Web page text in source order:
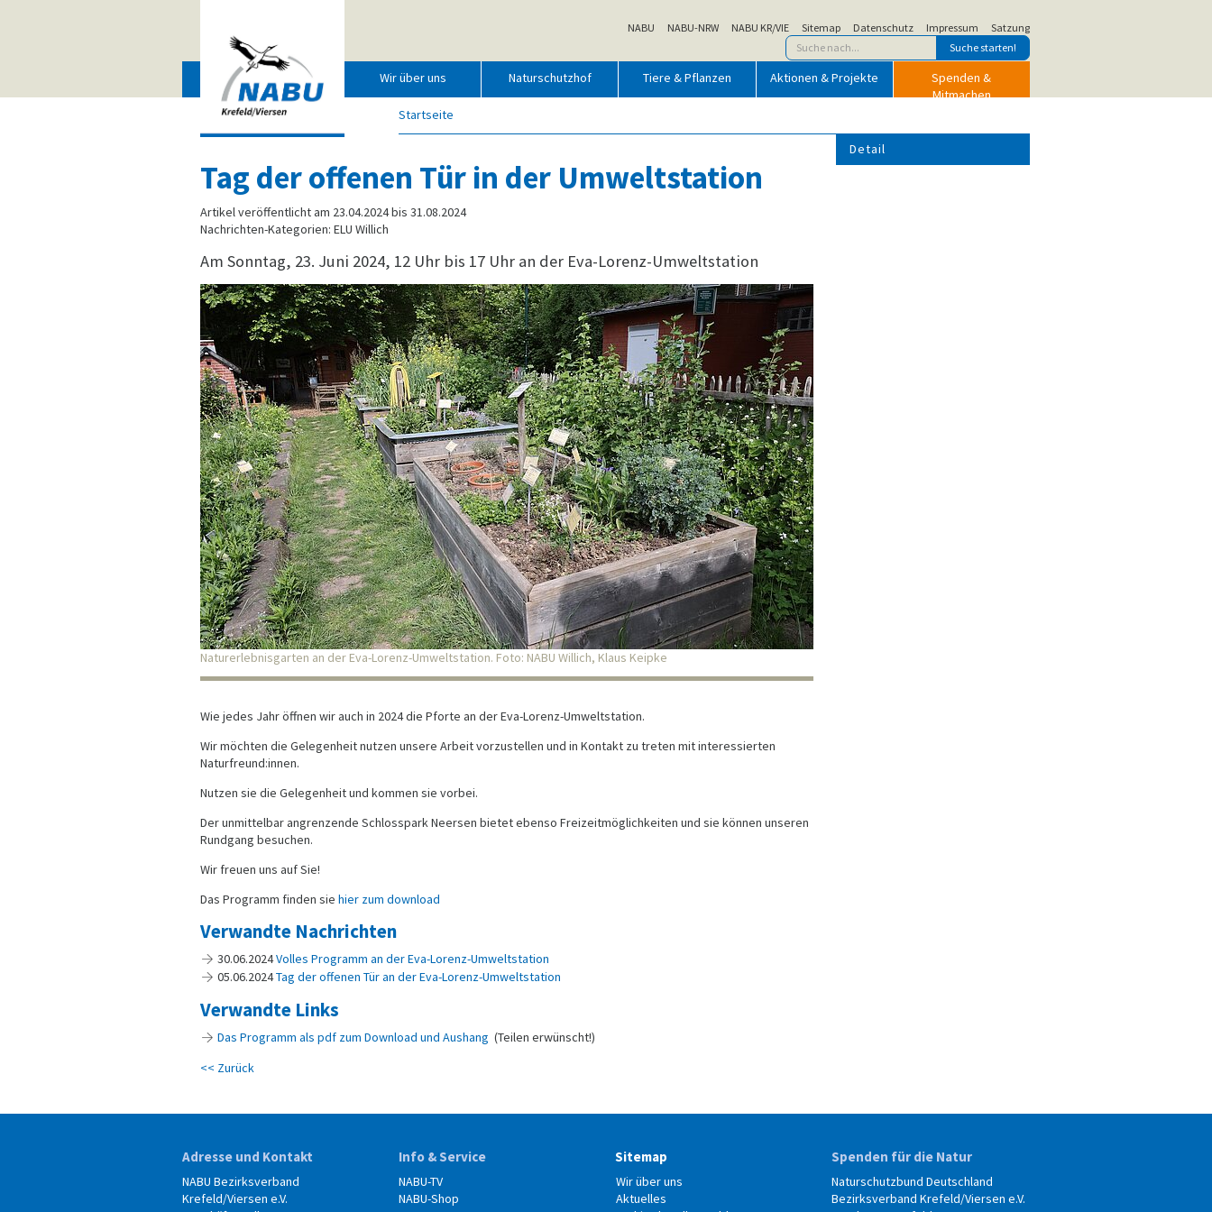
NABU NABU-NRW NABU KR/VIE Sitemap Datenschutz Impressum Satzung
Wir über uns Naturschutzhof Tiere & Pflanzen Aktionen & Projekte
Spenden &
Mitmachen
Startseite
Tag der offenen Tür in der Umweltstation
Artikel veröffentlicht am 23.04.2024 bis 31.08.2024
Nachrichten-Kategorien: ELU Willich
Am Sonntag, 23. Juni 2024, 12 Uhr bis 17 Uhr an der Eva-Lorenz-Umweltstation
Naturerlebnisgarten an der Eva-Lorenz-Umweltstation. Foto: NABU Willich, Klaus Keipke
Wie jedes Jahr öffnen wir auch in 2024 die Pforte an der Eva-Lorenz-Umweltstation.
Wir möchten die Gelegenheit nutzen unsere Arbeit vorzustellen und in Kontakt zu treten mit interessierten
Naturfreund:innen.
Nutzen sie die Gelegenheit und kommen sie vorbei.
Der unmittelbar angrenzende Schlosspark Neersen bietet ebenso Freizeitmöglichkeiten und sie können unseren
Rundgang besuchen.
Wir freuen uns auf Sie!
Das Programm finden sie hier zum download
Verwandte Nachrichten
30.06.2024Volles Programm an der Eva-Lorenz-Umweltstation
05.06.2024Tag der offenen Tür an der Eva-Lorenz-Umweltstation
Verwandte Links
Das Programm als pdf zum Download und Aushang (Teilen erwünscht!)
<< Zurück
Detail
Adresse und Kontakt
NABU Bezirksverband
Krefeld/Viersen e.V.
Info & Service
NABU-TV
NABU-Shop
Sitemap
Wir über uns
Aktuelles
Spenden für die Natur
Naturschutzbund Deutschland
Bezirksverband Krefeld/Viersen e.V.